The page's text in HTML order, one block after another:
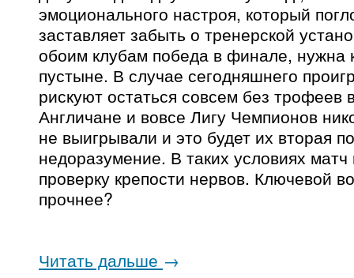
эмоционального настроя, который
заставляет забыть о тренерской
обоим клубам победа в финале, нужна
пустыне. В случае сегодняшнего
рискуют остаться совсем без трофеев
Англичане и вовсе Лигу Чемпионов
не выигрывали и это будет их вторая
недоразумение. В таких условиях
проверку крепости нервов. Ключевой
прочнее?
Читать дальше →